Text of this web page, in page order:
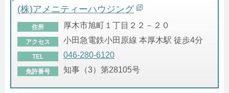
(株)アメニティーハウジング
住所 厚木市旭町１丁目２２－２０
アクセス 小田急電鉄小田原線 本厚木駅 徒歩4分
TEL 046-280-6120
免許番号 知事（3）第28105号